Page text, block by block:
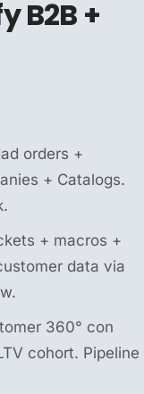
B2B +
orders +
+ Catalogs.
+ macros +
data via
360° con
cohort. Pipeline